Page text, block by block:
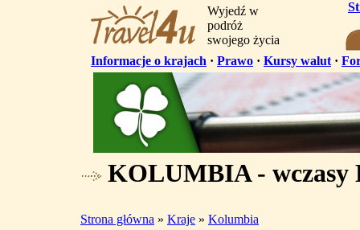
Wyjedź w
podróż
swojego życia
Informacje o krajach · Prawo · Kursy walut ·
KOLUMBIA - wczasy
Strona główna » Kraje » Kolumbia